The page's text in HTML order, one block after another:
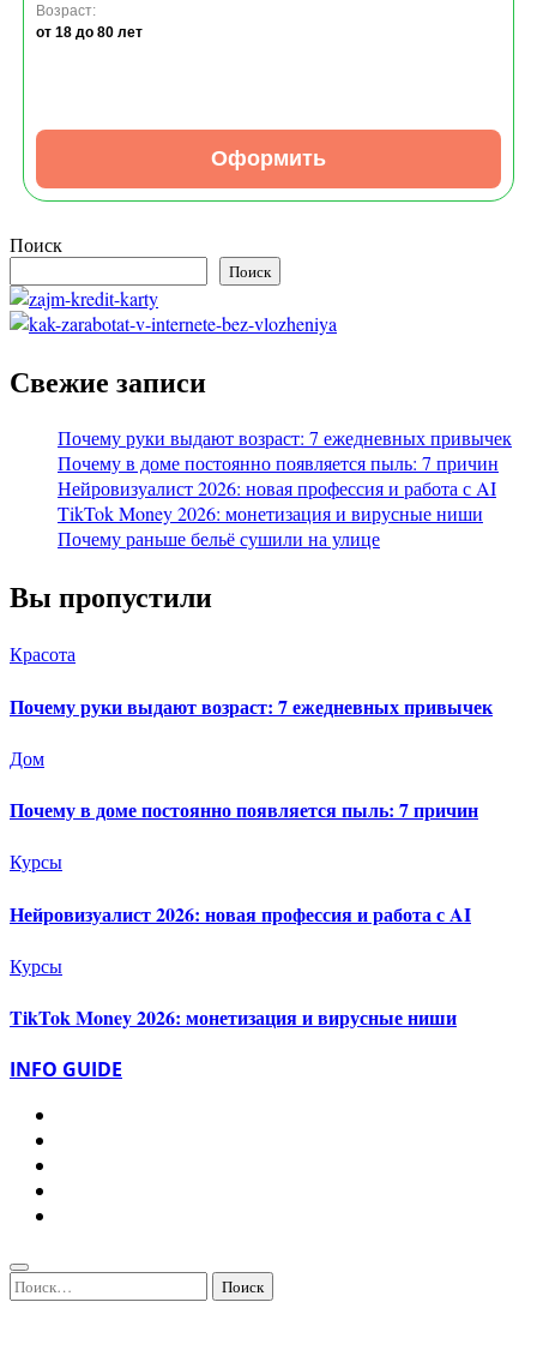
Возраст:
от 18 до 80 лет
Оформить
Поиск
Поиск
Свежие записи
Почему руки выдают возраст: 7 ежедневных привычек
Почему в доме постоянно появляется пыль: 7 причин
Нейровизуалист 2026: новая профессия и работа с AI
TikTok Money 2026: монетизация и вирусные ниши
Почему раньше бельё сушили на улице
Вы пропустили
Красота
Почему руки выдают возраст: 7 ежедневных привычек
Дом
Почему в доме постоянно появляется пыль: 7 причин
Курсы
Нейровизуалист 2026: новая профессия и работа с AI
Курсы
TikTok Money 2026: монетизация и вирусные ниши
INFO GUIDE
Найти: